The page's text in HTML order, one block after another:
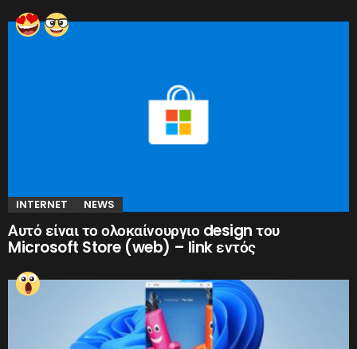
INTERNET NEWS
Αυτό είναι το ολοκαίνουργιο design του
Microsoft Store (web) – link εντός